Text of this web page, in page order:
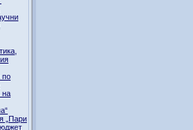
по
на
„Пари